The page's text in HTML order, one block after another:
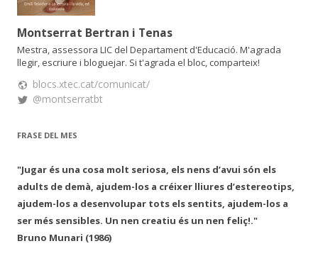
Montserrat Bertran i Tenas
Mestra, assessora LIC del Departament d'Educació. M'agrada
llegir, escriure i bloguejar. Si t'agrada el bloc, comparteix!
blocs.xtec.cat/comunicat/
@montserratbt
FRASE DEL MES
"Jugar és una cosa molt seriosa, els nens d’avui són els
adults de demà, ajudem-los a créixer lliures d’estereotips,
ajudem-los a desenvolupar tots els sentits, ajudem-los a
ser més sensibles. Un nen creatiu és un nen feliç!."
Bruno Munari (1986)